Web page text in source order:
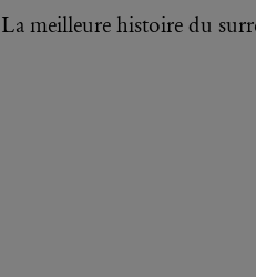
La meilleure histoire du